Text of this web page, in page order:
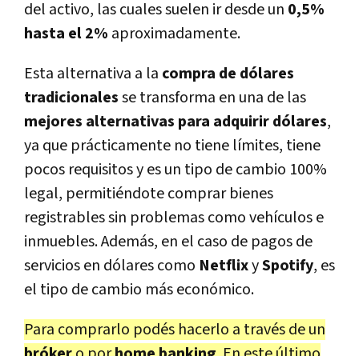
del activo, las cuales suelen ir desde un 0,5%
hasta el 2% aproximadamente.
Esta alternativa a la compra de dólares
tradicionalesse transforma en una de las
mejores alternativas para adquirir dólares,
ya que prácticamente no tiene límites, tiene
pocos requisitos y es un tipo de cambio 100%
legal, permitiéndote comprar bienes
registrables sin problemas como vehículos e
inmuebles. Además, en el caso de pagos de
servicios en dólares como NetflixySpotify, es
el tipo de cambio más económico.
Para comprarlo podés hacerlo a través de un